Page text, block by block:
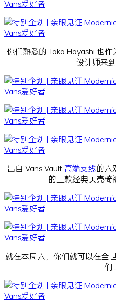
你们熟悉的 Taka Hayashi 也作
设计师来到
出自 Vans Vault 高端支线的六
的三款经典贝壳椅
就在本周六，你们就可以在全
们